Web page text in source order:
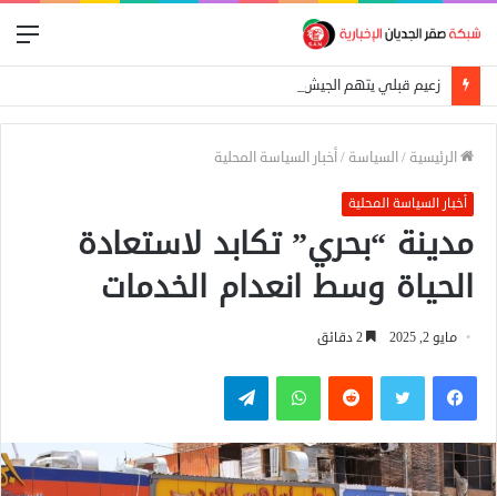
زعيم قبلي يتهم الجيش الشعبي باعتقال عمال إغاثة في «كاودا»
الرئيسية /السياسة /أخبار السياسة المحلية
أخبار السياسة المحلية
مدينة “بحري” تكابد لاستعادة
الحياة وسط انعدام الخدمات
مايو 2, 2025
فيسبوكتويتر واتساب تيلقرام